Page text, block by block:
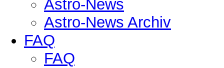
Astro-News
Astro-News Archiv
FAQ
FAQ